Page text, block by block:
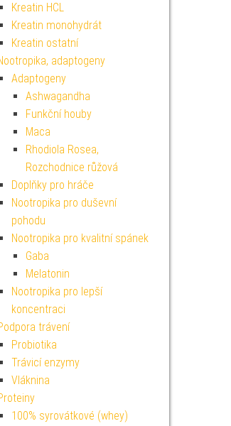
Kreatin HCL
Kreatin monohydrát
Kreatin ostatní
adaptogeny
Adaptogeny
Ashwagandha
Funkční houby
Maca
Rhodiola Rosea,
Rozchodnice růžová
Doplňky pro hráče
Nootropika pro duševní
pohodu
Nootropika pro kvalitní spánek
Gaba
Melatonin
Nootropika pro lepší
koncentraci
trávení
Probiotika
Trávicí enzymy
Vláknina
100% syrovátkové (whey)